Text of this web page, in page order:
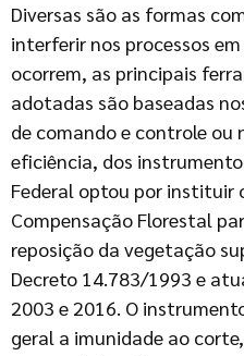
Diversas são as formas
interferir nos processos
ocorrem, as principais
adotadas são baseadas
de comando e controle
eficiência, dos
Federal optou por instituir
Compensação Florestal
reposição da vegetação
Decreto 14.783/1993 e
2003 e 2016. O
geral a imunidade ao